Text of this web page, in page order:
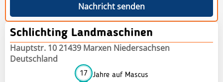
Nachricht senden
Schlichting Landmaschinen
Hauptstr. 10 21439 Marxen Niedersachsen
Deutschland
17 Jahre auf Mascus